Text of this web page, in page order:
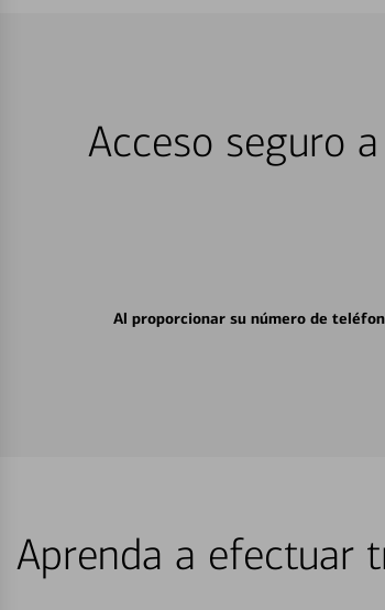
Acceso seguro
Al proporcionar su número de
Aprenda a efectuar